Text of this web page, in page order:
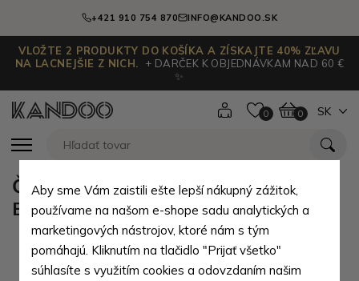
+421 910 754 870 INFO@KANDOO.SK
VLOŽTE 2 PRODUKTY DO KOŠÍKA A ZÍSKAJTE 40% ZĽAVU
NA LACNEJŠIE Z NICH.
+ DARČEK K OBJEDNÁVKAM NAD 60 €
✨
0 0 SK
Čierny kožený batožinový štítok
Brienli
Aby sme Vám zaistili ešte lepší nákupný zážitok,
používame na našom e-shope sadu analytických a
marketingových nástrojov, ktoré nám s tým
pomáhajú. Kliknutím na tlačidlo "Prijať všetko"
súhlasíte s využitím cookies a odovzdaním našim